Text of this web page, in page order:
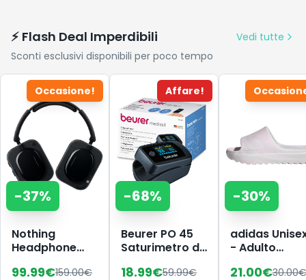
Spegnimento
Automatico
per Auto, Moto,
Bici, Palloni
⚡ Flash Deal Imperdibili
Vedi tutte
Sconti esclusivi disponibili per poco tempo
Occasione!
-37%
Nothing
Headphone
Wireless Over
99.99€159.00€
Affare!
-68%
Beurer PO 45
Saturimetro da
Professionale
18.99€59.99€
-30%
adidas
- Adulto
Slides
21.00€30.00€